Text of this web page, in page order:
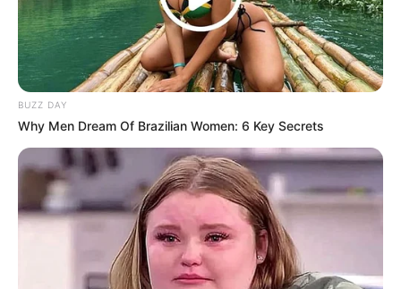
BUZZ DAY
Why Men Dream Of Brazilian Women: 6 Key Secrets